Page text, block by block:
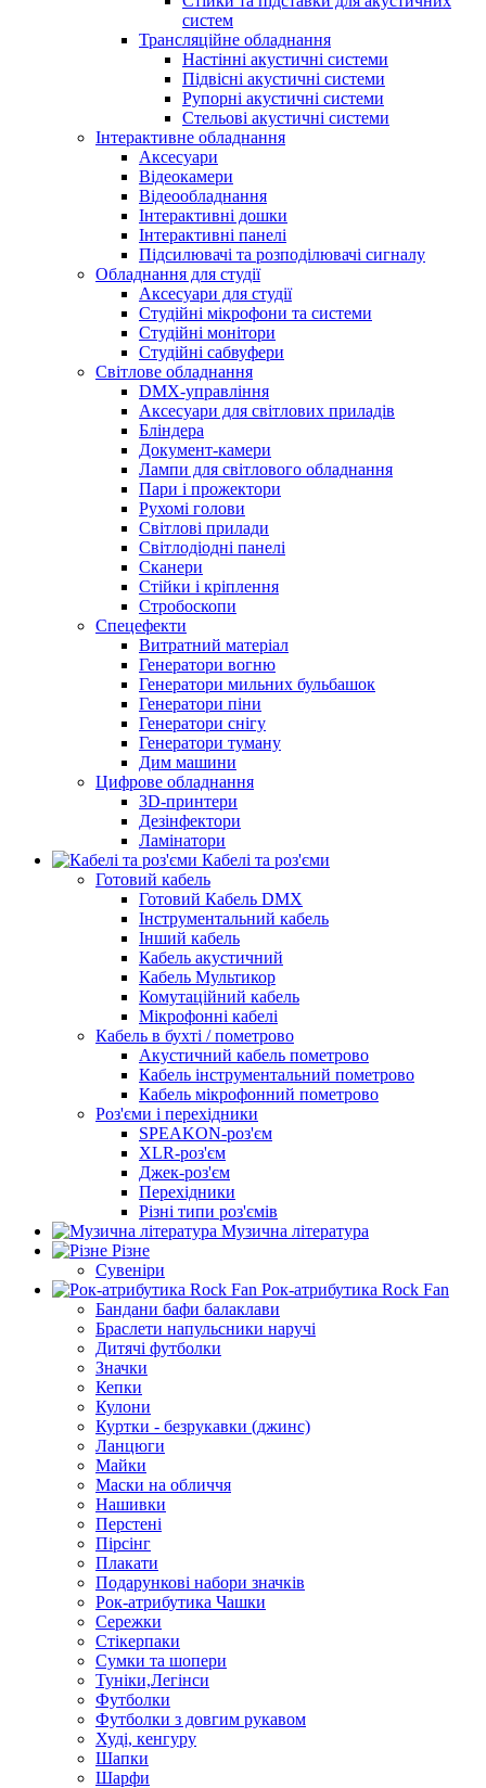
систем
Трансляційне обладнання
Настінні акустичні системи
Підвісні акустичні системи
Рупорні акустичні системи
Стельові акустичні системи
Інтерактивне обладнання
Аксесуари
Відеокамери
Відеообладнання
Інтерактивні дошки
Інтерактивні панелі
Підсилювачі та розподілювачі сигналу
Обладнання для студії
Аксесуари для студії
Студійні мікрофони та системи
Студійні монітори
Студійні сабвуфери
Світлове обладнання
DMX-управління
Аксесуари для світлових приладів
Бліндера
Документ-камери
Лампи для світлового обладнання
Пари і прожектори
Рухомі голови
Світлові прилади
Світлодіодні панелі
Сканери
Стійки і кріплення
Стробоскопи
Спецефекти
Витратний матеріал
Генератори вогню
Генератори мильних бульбашок
Генератори піни
Генератори снігу
Генератори туману
Дим машини
Цифрове обладнання
3D-принтери
Дезінфектори
Ламінатори
Кабелі та роз'єми
Готовий кабель
Готовий Кабель DMX
Інструментальний кабель
Інший кабель
Кабель акустичний
Кабель Мультикор
Комутаційний кабель
Мікрофонні кабелі
Кабель в бухті / пометрово
Акустичний кабель пометрово
Кабель інструментальний пометрово
Кабель мікрофонний пометрово
Роз'єми і перехідники
SPEAKON-роз'єм
XLR-роз'єм
Джек-роз'єм
Перехідники
Різні типи роз'ємів
Музична література
Різне
Сувеніри
Рок-атрибутика Rock Fan
Бандани бафи балаклави
Браслети напульсники наручі
Дитячі футболки
Значки
Кепки
Кулони
Куртки - безрукавки (джинс)
Ланцюги
Майки
Маски на обличчя
Нашивки
Перстені
Пірсінг
Плакати
Подарункові набори значків
Рок-атрибутика Чашки
Сережки
Стікерпаки
Сумки та шопери
Туніки,Легінси
Футболки
Футболки з довгим рукавом
Худі, кенгуру
Шапки
Шарфи